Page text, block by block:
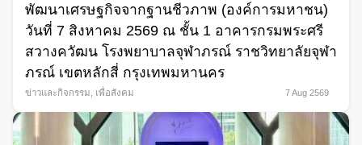
พัฒนาเศรษฐกิจจากฐานชีวภาพ (องค์การมหาชน)
วันที่ 7 สิงหาคม 2569 ณ ชั้น 1 อาคารกรมพระศรี
สวางควัฒน โรงพยาบาลจุฬาภรณ์ ราชวิทยาลัยจุฬา
ภรณ์ เขตหลักสี่ กรุงเทพมหานคร
ข่าวและกิจกรรม เพื่อสังคม 7 Aug 2569